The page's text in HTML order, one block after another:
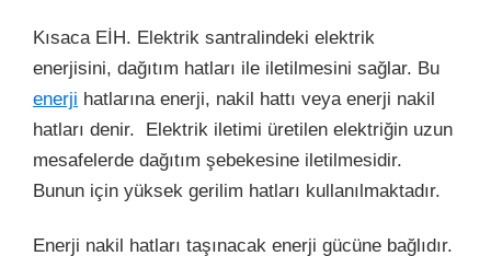
Kısaca EİH. Elektrik santralindeki elektrik
enerjisini, dağıtım hatları ile iletilmesini sağlar. Bu
enerji hatlarına enerji, nakil hattı veya enerji nakil
hatları denir. Elektrik iletimi üretilen elektriğin uzun
mesafelerde dağıtım şebekesine iletilmesidir.
Bunun için yüksek gerilim hatları kullanılmaktadır.
Enerji nakil hatları taşınacak enerji gücüne bağlıdır.